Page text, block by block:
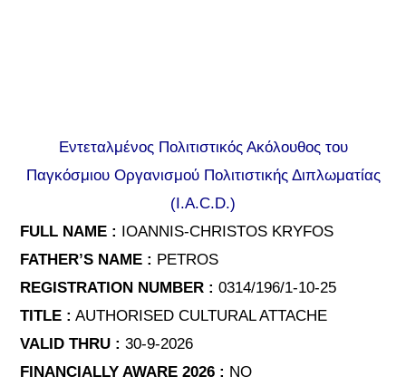
Εντεταλμένος Πολιτιστικός Ακόλουθος του
Παγκόσμιου Οργανισμού Πολιτιστικής Διπλωματίας
(I.A.C.D.)
FULL NAME : IOANNIS-CHRISTOS KRYFOS
FATHER’S NAME : PETROS
REGISTRATION NUMBER : 0314/196/1-10-25
TITLE : AUTHORISED CULTURAL ATTACHE
VALID THRU : 30-9-2026
FINANCIALLY AWARE 2026 : NO